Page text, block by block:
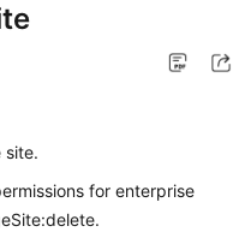
site.
for enterprise